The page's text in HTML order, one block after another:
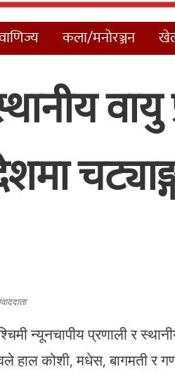
कला/मनोरञ्जन
न्यूनचापीय प्रणाली र
कोशी, मधेस, बागमती र